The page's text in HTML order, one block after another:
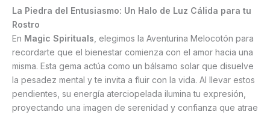
La Piedra del Entusiasmo: Un Halo de Luz Cálida para tu
Rostro
En Magic Spirituals , elegimos la Aventurina Melocotón para
recordarte que el bienestar comienza con el amor hacia una
misma. Esta gema actúa como un bálsamo solar que disuelve
la pesadez mental y te invita a fluir con la vida. Al llevar estos
pendientes, su energía aterciopelada ilumina tu expresión,
proyectando una imagen de serenidad y confianza que atrae